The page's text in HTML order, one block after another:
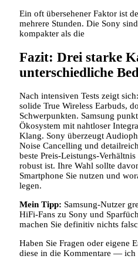
Ein oft übersehener Faktor ist
mehrere Stunden. Die Sony
kompakter als die
Fazit: Drei starke
unterschiedliche
Nach intensiven Tests zeigt
solide True Wireless Earbuds,
Schwerpunkten. Samsung
Ökosystem mit nahtloser
Klang. Sony überzeugt
Noise Cancelling und
beste Preis-Leistungs-
robust ist. Ihre Wahl sollte
Smartphone Sie nutzen und
legen.
Mein Tipp: Samsung-Nutzer
HiFi-Fans zu Sony und
machen Sie definitiv nichts
Haben Sie Fragen oder eigene
diese in die Kommentare — ich